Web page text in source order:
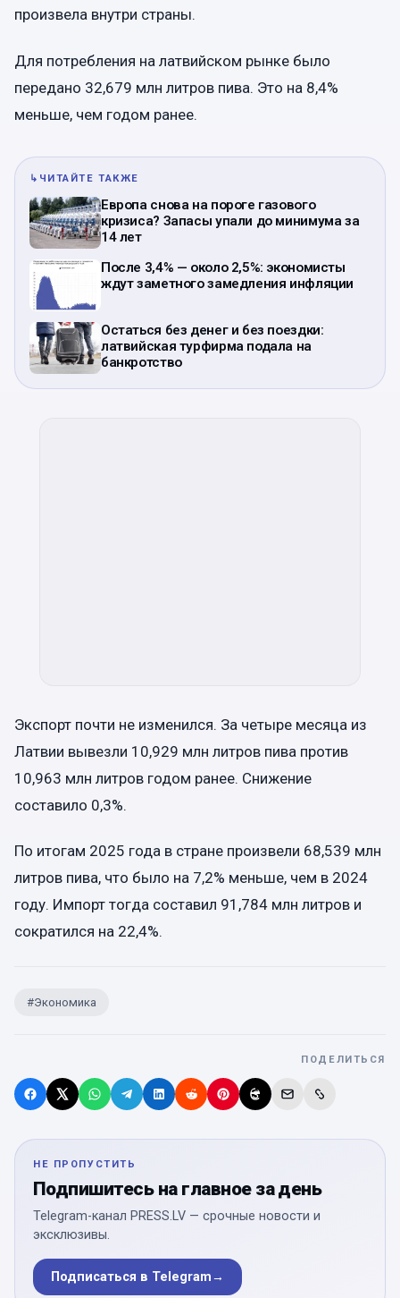
произвела внутри страны.
Для потребления на латвийском рынке было
передано 32,679 млн литров пива. Это на 8,4%
меньше, чем годом ранее.
↳ ЧИТАЙТЕ ТАКЖЕ
Европа снова на пороге газового
кризиса? Запасы упали до минимума за
14 лет
После 3,4% — около 2,5%: экономисты
ждут заметного замедления инфляции
Остаться без денег и без поездки:
латвийская турфирма подала на
банкротство
Экспорт почти не изменился. За четыре месяца из
Латвии вывезли 10,929 млн литров пива против
10,963 млн литров годом ранее. Снижение
составило 0,3%.
По итогам 2025 года в стране произвели 68,539 млн
литров пива, что было на 7,2% меньше, чем в 2024
году. Импорт тогда составил 91,784 млн литров и
сократился на 22,4%.
#Экономика
ПОДЕЛИТЬСЯ
НЕ ПРОПУСТИТЬ
Подпишитесь на главное за день
Telegram-канал PRESS.LV — срочные новости и
эксклюзивы.
Подписаться в Telegram→